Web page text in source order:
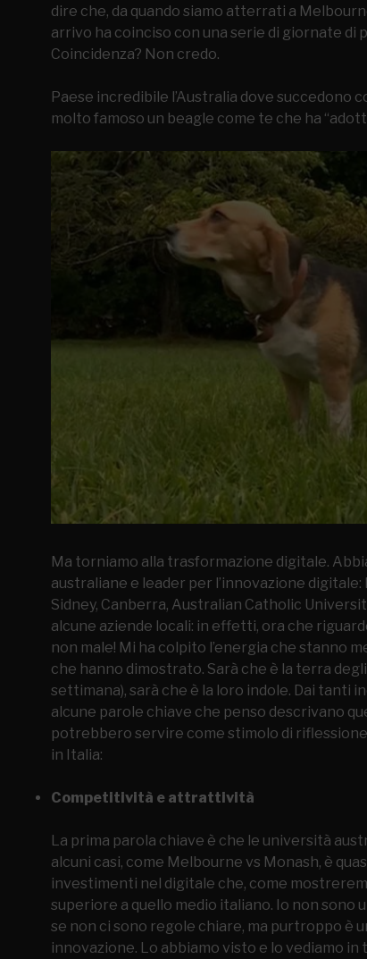
dire che, da quando siamo atterrati a
arrivo ha coinciso con una serie di giornate di
Coincidenza? Non credo.
Paese incredibile l’Australia dove succedono
molto famoso un beagle come te che ha
Ma torniamo alla trasformazione digitale.
australiane e leader per l’innovazione
Sidney, Canberra, Australian Catholic
alcune aziende locali: in effetti, ora che
non male! Mi ha colpito l’energia che stanno
che hanno dimostrato. Sarà che è la terra
settimana), sarà che è la loro indole. Dai tanti
alcune parole chiave che penso descrivano
potrebbero servire come stimolo di
in Italia:
Competitività e attrattività
La prima parola chiave è che le università
alcuni casi, come Melbourne vs Monash, è
investimenti nel digitale che, come
superiore a quello medio italiano. Io non
se non ci sono regole chiare, ma purtroppo è
innovazione. Lo abbiamo visto e lo vediamo